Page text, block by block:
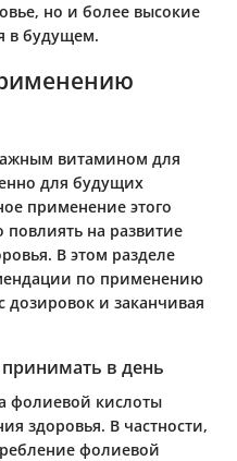
но и более высокие
в будущем.
витамином для
для будущих
применение этого
на развитие
В этом разделе
по применению
и заканчивая
принимать в день
фолиевой кислоты
здоровья. В частности,
фолиевой